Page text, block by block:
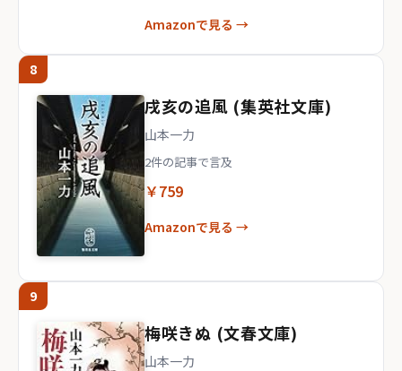
Amazonで見る →
8
戌亥の追風 (集英社文庫)
山本一力
2件の記事で言及
￥759
Amazonで見る →
9
梅咲きぬ (文春文庫)
山本一力